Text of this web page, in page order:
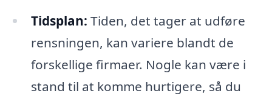
Tidsplan: Tiden, det tager at udføre
rensningen, kan variere blandt de
forskellige firmaer. Nogle kan være i
stand til at komme hurtigere, så du